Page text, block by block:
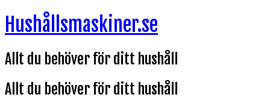
Hoppa
till
Hushållsmaskiner.se
Allt du behöver för ditt hushåll
Allt du behöver för ditt hushåll